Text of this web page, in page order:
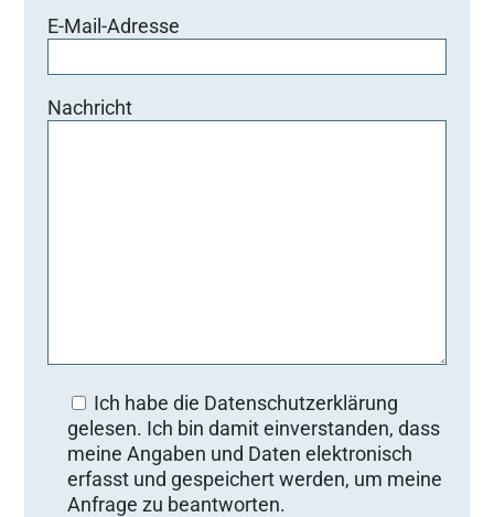
E-Mail-Adresse
Nachricht
Ich habe die Datenschutzerklärung
gelesen. Ich bin damit einverstanden, dass
meine Angaben und Daten elektronisch
erfasst und gespeichert werden, um meine
Anfrage zu beantworten.